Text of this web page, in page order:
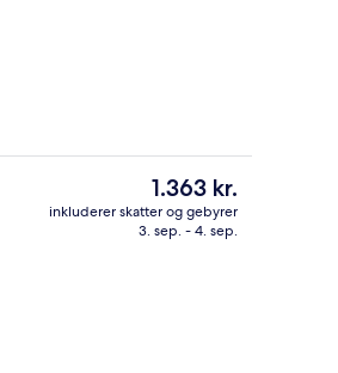
Overnatningsstedets facade – aften/
Den
nuværende
pris
1.363 kr.
inkluderer skatter og gebyrer
3. sep. - 4. sep.